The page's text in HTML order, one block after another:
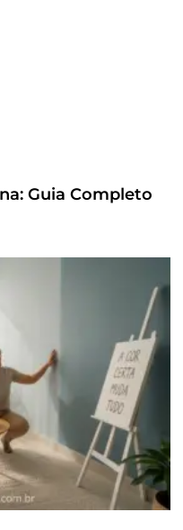
Guia Completo